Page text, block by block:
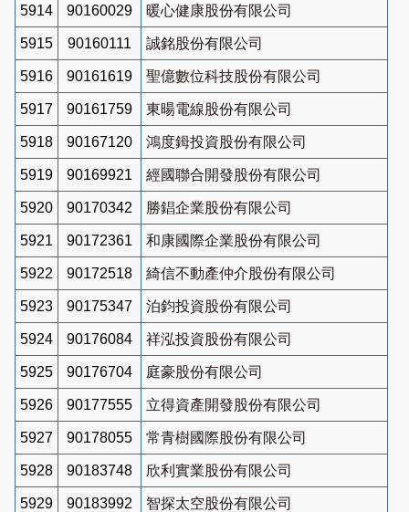
5914 90160029 暖心健康股份有限公司
5915 90160111 誠銘股份有限公司
5916 90161619 聖億數位科技股份有限公司
5917 90161759 東暘電線股份有限公司
5918 90167120 鴻度鉧投資股份有限公司
5919 90169921 經國聯合開發股份有限公司
5920 90170342 勝錩企業股份有限公司
5921 90172361 和康國際企業股份有限公司
5922 90172518 綺信不動產仲介股份有限公司
5923 90175347 泊鈞投資股份有限公司
5924 90176084 祥泓投資股份有限公司
5925 90176704 庭豪股份有限公司
5926 90177555 立得資產開發股份有限公司
5927 90178055 常青樹國際股份有限公司
5928 90183748 欣利實業股份有限公司
5929 90183992 智探太空股份有限公司